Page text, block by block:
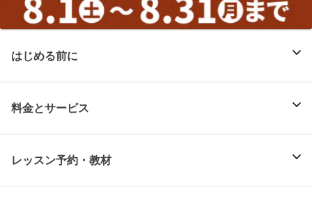
はじめる前に
料金とサービス
レッスン予約・教材